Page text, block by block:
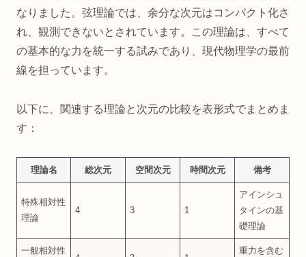
なりました。弦理論では、余分な次元はコンパクト化さ
れ、観測できないとされています。この理論は、すべて
の基本的な力を統一する試みであり、現代物理学の最前
線を担っています。
以下に、関連する理論と次元の比較を表形式でまとめま
す：
理論名 総次元 空間次元 時間次元 備考
特殊相対性
理論
4 3 1
アインシュ
タインの基
礎理論
一般相対性
重力を含む